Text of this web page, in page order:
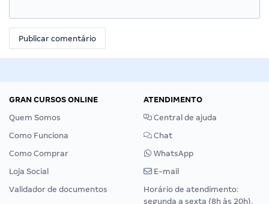
GRAN CURSOS ONLINE
Quem Somos
Como Funciona
Como Comprar
Loja Social
Validador de documentos
ATENDIMENTO
Central de ajuda
Chat
WhatsApp
E-mail
Horário de atendimento:
segunda a sexta (8h às 20h),